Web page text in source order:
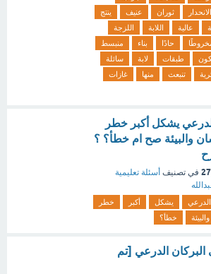
الانحدار ثوران عنيف
ينتج
عالية اللابة
اللزجة
حادًا بناء
منبسط
طبقات لابة
سائلة
تنبعث منها
غازات
يشكل أكبر خطر
والبيئة صح ام خطأ؟ ؟
في تصنيف أسئلة تعليمية
الدرعي يشكل أكبر
خطر
والبيئة خطأ؟
الدرعي [تم